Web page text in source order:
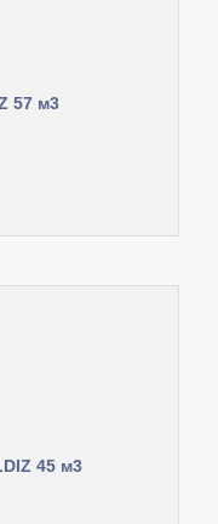
57 м3
45 м3